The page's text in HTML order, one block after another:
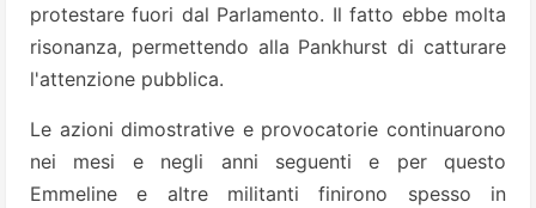
protestare fuori dal Parlamento. Il fatto ebbe molta
risonanza, permettendo alla Pankhurst di catturare
l'attenzione pubblica.
Le azioni dimostrative e provocatorie continuarono
nei mesi e negli anni seguenti e per questo
Emmeline e altre militanti finirono spesso in